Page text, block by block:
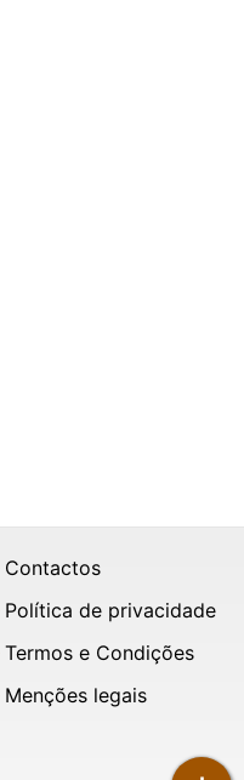
Contactos
Política de privacidade
Termos e Condições
Menções legais